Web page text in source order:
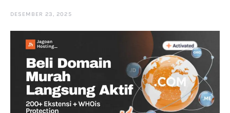
DESEMBER 23, 2025